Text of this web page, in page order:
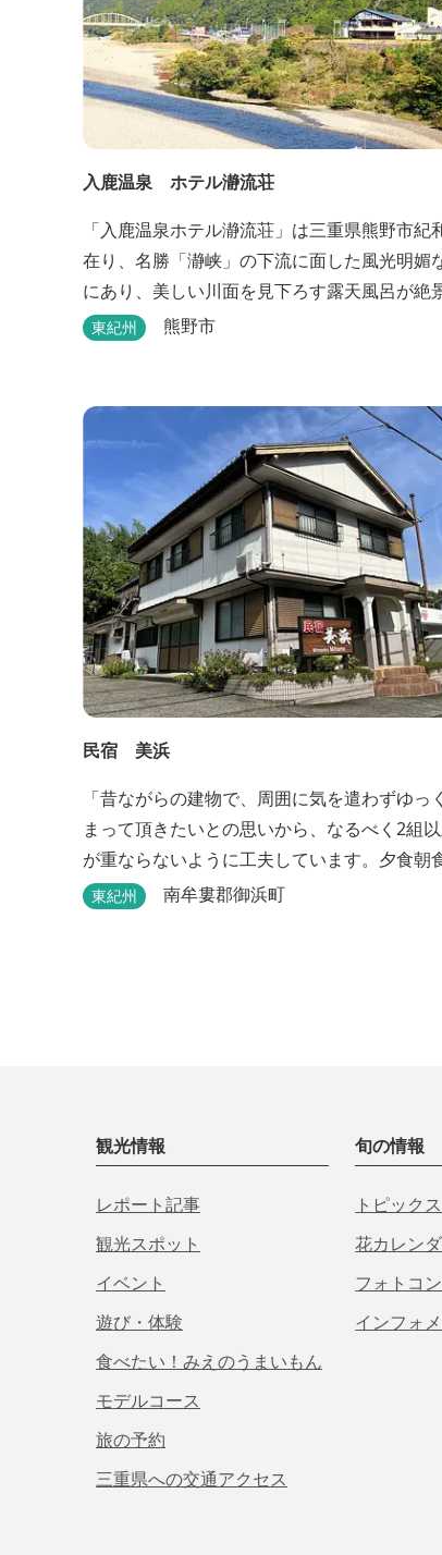
入鹿温泉 ホテル瀞流荘
「入鹿温泉ホテル瀞流荘」は三重県熊野市紀
在り、名勝「瀞峡」の下流に面した風光明媚
にあり、美しい川面を見下ろす露天風呂が絶
静かにゆっくりとお過ごしいただくことがで
（熊野三山）、玉置神社が近くに点在し、和
奈良の遺産や名所からも近いことから観光ア
には大変便利な立地と...
東紀州 熊野市
民宿 美浜
「昔ながらの建物で、周囲に気を遣わずゆっ
まって頂きたいとの思いから、なるべく2組
が重ならないように工夫しています。夕食朝
るべく、地元のものを使って、仕事などで連
東紀州 南牟婁郡御浜町
観光情報
レポート記事
観光スポット
イベント
遊び・体験
食べたい！みえのうまいもん
モデルコース
旅の予約
三重県への交通アクセス
旬の情報
トピックス
花カレン
フォトコ
インフォ